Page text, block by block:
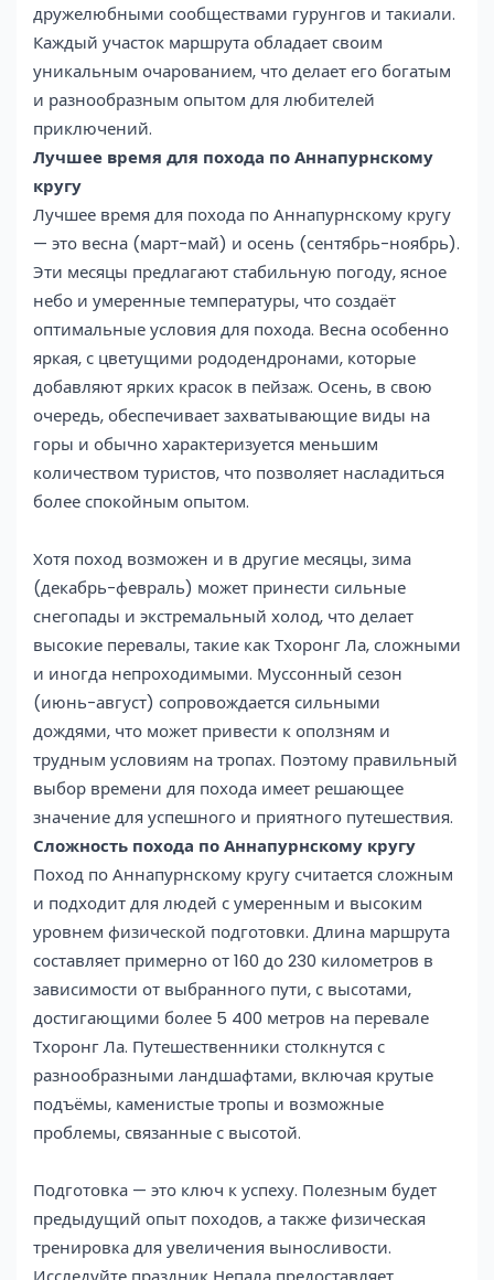
дружелюбными сообществами гурунгов и такиали.
Каждый участок маршрута обладает своим
уникальным очарованием, что делает его богатым
и разнообразным опытом для любителей
приключений.
Лучшее время для похода по Аннапурнскому
кругу
Лучшее время для похода по Аннапурнскому кругу
— это весна (март-май) и осень (сентябрь-ноябрь).
Эти месяцы предлагают стабильную погоду, ясное
небо и умеренные температуры, что создаёт
оптимальные условия для похода. Весна особенно
яркая, с цветущими рододендронами, которые
добавляют ярких красок в пейзаж. Осень, в свою
очередь, обеспечивает захватывающие виды на
горы и обычно характеризуется меньшим
количеством туристов, что позволяет насладиться
более спокойным опытом.
Хотя поход возможен и в другие месяцы, зима
(декабрь-февраль) может принести сильные
снегопады и экстремальный холод, что делает
высокие перевалы, такие как Тхоронг Ла, сложными
и иногда непроходимыми. Муссонный сезон
(июнь-август) сопровождается сильными
дождями, что может привести к оползням и
трудным условиям на тропах. Поэтому правильный
выбор времени для похода имеет решающее
значение для успешного и приятного путешествия.
Сложность похода по Аннапурнскому кругу
Поход по Аннапурнскому кругу считается сложным
и подходит для людей с умеренным и высоким
уровнем физической подготовки. Длина маршрута
составляет примерно от 160 до 230 километров в
зависимости от выбранного пути, с высотами,
достигающими более 5 400 метров на перевале
Тхоронг Ла. Путешественники столкнутся с
разнообразными ландшафтами, включая крутые
подъёмы, каменистые тропы и возможные
проблемы, связанные с высотой.
Подготовка — это ключ к успеху. Полезным будет
предыдущий опыт походов, а также физическая
тренировка для увеличения выносливости.